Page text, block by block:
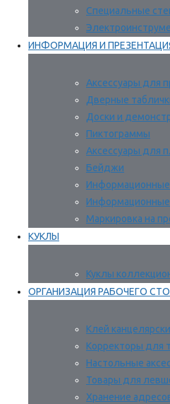
Специальные
ИНФОРМАЦИЯ И
Аксессуары для
Дверные
Доски и
Пиктограммы
Аксессуары для
Бейджи
Маркировка на
КУКЛЫ
Куклы
ОРГАНИЗАЦИЯ РАБОЧЕГО
Клей
Корректоры для
Настольные
Товары для
Хранение